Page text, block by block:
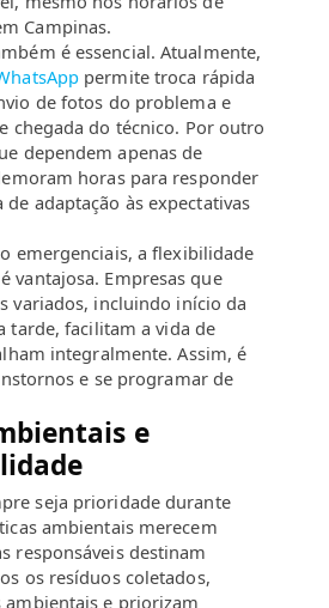
Campinas.
é essencial. Atualmente,
permite troca rápida
de fotos do problema e
chegada do técnico. Por outro
dependem apenas de
horas para responder
adaptação às expectativas
emergenciais, a flexibilidade
vantajosa. Empresas que
variados, incluindo início da
tarde, facilitam a vida de
integralmente. Assim, é
e se programar de
e
seja prioridade durante
ambientais merecem
responsáveis destinam
os resíduos coletados,
ambientais e priorizam